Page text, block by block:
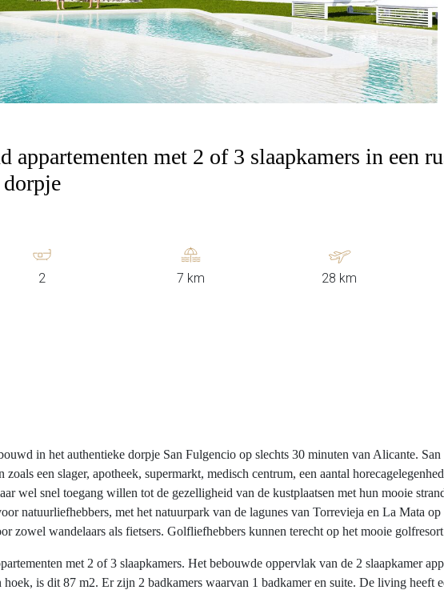
appartementen met 2 of 3 slaapkamers in een
2 7 km 28 km
in het authentieke dorpje San Fulgencio op slechts 30 minuten van Alicante.
een slager, apotheek, supermarkt, medisch centrum, een aantal
wel snel toegang willen tot de gezelligheid van de kustplaatsen met hun mooie
natuurliefhebbers, met het natuurpark van de lagunes van Torrevieja en La Mata
zowel wandelaars als fietsers. Golfliefhebbers kunnen terecht op het mooie
met 2 of 3 slaapkamers. Het bebouwde oppervlak van de 2 slaapkamer
hoek, is dit 87 m2. Er zijn 2 badkamers waarvan 1 badkamer en suite. De living heeft